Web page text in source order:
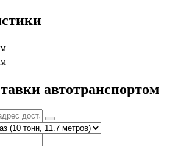
автотранспортом